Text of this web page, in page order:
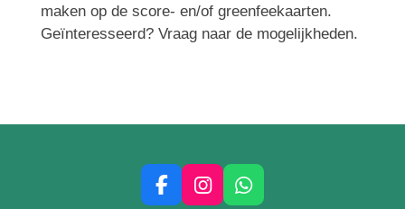
maken op de score- en/of greenfeekaarten.
Geïnteresseerd? Vraag naar de mogelijkheden.
F
I
W